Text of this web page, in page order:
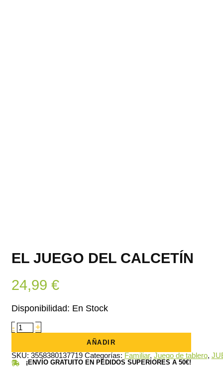
EL JUEGO DEL CALCETÍN
24,99 €
Disponibilidad: En Stock
- El
juego
cantidad
+
AÑADIR
SKU: 3558380137719 Categorías: Familiar, Juego de tablero,
¡ENVÍO GRATUITO EN PEDIDOS SUPERIORES A 50€!